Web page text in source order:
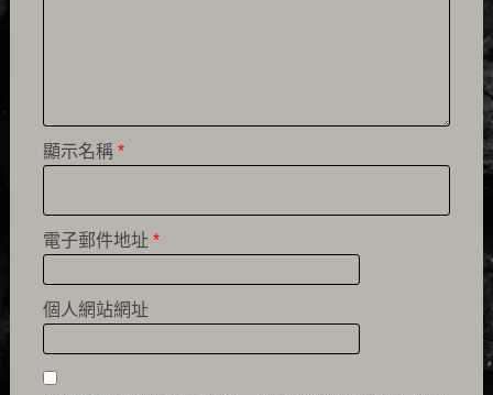
顯示名稱 *
電子郵件地址 *
個人網站網址